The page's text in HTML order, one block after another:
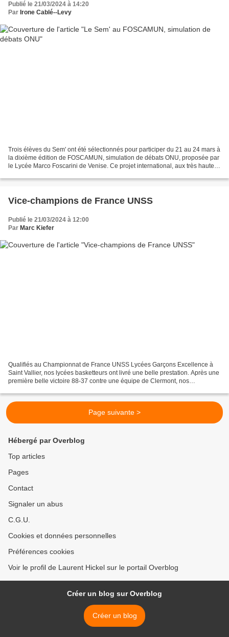
Publié le 21/03/2024 à 14:20
Par Irone Cablé--Levy
Trois élèves du Sem' ont été sélectionnés pour participer du 21 au 24 mars à
la dixième édition de FOSCAMUN, simulation de débats ONU, proposée par
le Lycée Marco Foscarini de Venise. Ce projet international, aux très hautes
Vice-champions de France UNSS
Publié le 21/03/2024 à 12:00
Par Marc Kiefer
Qualifiés au Championnat de France UNSS Lycées Garçons Excellence à
Saint Vallier, nos lycées basketteurs ont livré une belle prestation. Après une
première belle victoire 88-37 contre une équipe de Clermont, nos
Page suivante >
Hébergé par Overblog
Top articles
Pages
Contact
Signaler un abus
C.G.U.
Cookies et données personnelles
Préférences cookies
Voir le profil de Laurent Hickel sur le portail Overblog
Créer un blog sur Overblog
Créer un blog